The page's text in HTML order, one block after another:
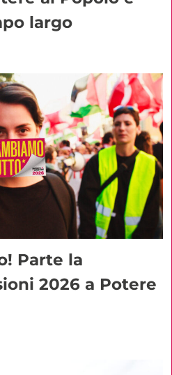
largo
Parte la
2026 a Potere